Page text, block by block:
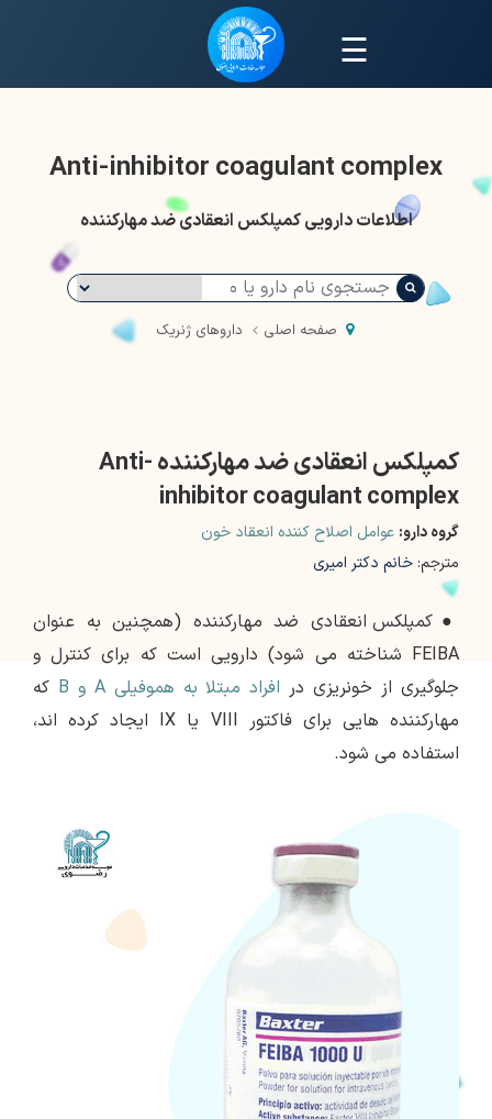
☰
Anti-inhibitor coagulant complex
اطلاعات دارویی کمپلکس انعقادی ضد مهارکننده
صفحه اصلی داروهای ژنریک
کمپلکس انعقادی ضد مهارکننده Anti-
inhibitor coagulant complex
گروه دارو: عوامل اصلاح کننده انعقاد خون
مترجم: خانم دکتر امیری
●کمپلکس انعقادی ضد مهارکننده (همچنین به عنوان
FEIBA شناخته می شود) دارویی است که برای کنترل و
جلوگیری از خونریزی در افراد مبتلا به هموفیلی A و B
که
مهارکننده هایی برای فاکتور VIII یا IX ایجاد کرده اند،
استفاده می شود.